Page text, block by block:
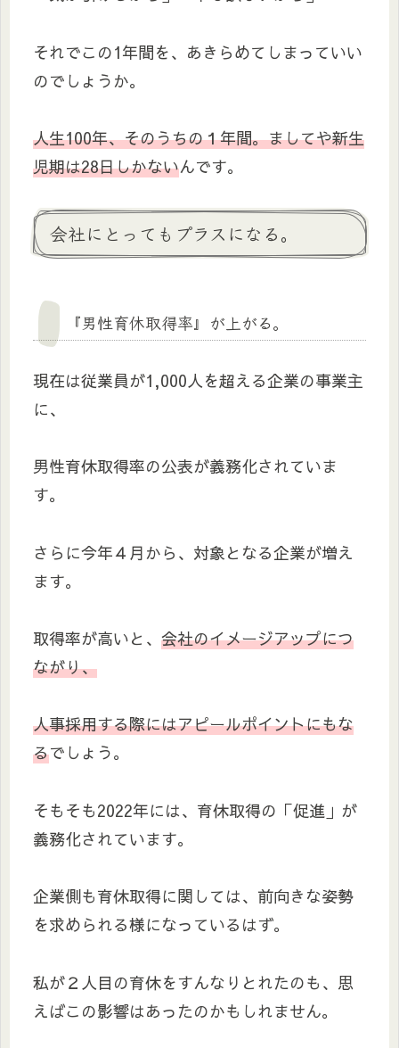
それでこの1年間を、あきらめてしまっていい
のでしょうか。
人生100年、そのうちの１年間。ましてや新生
児期は28日しかないんです。
会社にとってもプラスになる。
『男性育休取得率』が上がる。
現在は従業員が1,000人を超える企業の事業主
に、
男性育休取得率の公表が義務化されていま
す。
さらに今年４月から、対象となる企業が増え
ます。
取得率が高いと、 会社のイメージアップにつ
ながり、
人事採用する際にはアピールポイントにもな
るでしょう。
そもそも2022年には、育休取得の「促進」が
義務化されています。
企業側も育休取得に関しては、前向きな姿勢
を求められる様になっているはず。
私が２人目の育休をすんなりとれたのも、思
えばこの影響はあったのかもしれません。